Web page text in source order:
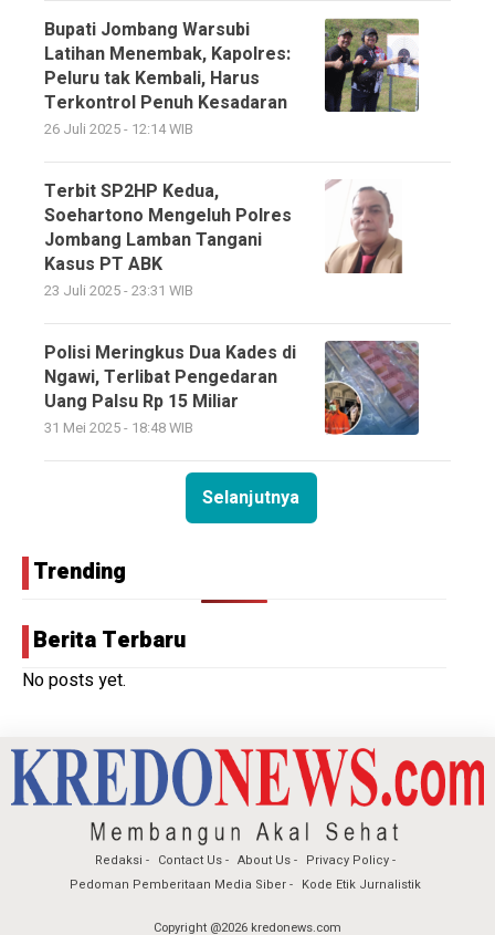
Bupati Jombang Warsubi
Latihan Menembak, Kapolres:
Peluru tak Kembali, Harus
Terkontrol Penuh Kesadaran
26 Juli 2025 - 12:14 WIB
Terbit SP2HP Kedua,
Soehartono Mengeluh Polres
Jombang Lamban Tangani
Kasus PT ABK
23 Juli 2025 - 23:31 WIB
Polisi Meringkus Dua Kades di
Ngawi, Terlibat Pengedaran
Uang Palsu Rp 15 Miliar
31 Mei 2025 - 18:48 WIB
Selanjutnya
Trending
Berita Terbaru
No posts yet.
Redaksi Contact Us About Us
Privacy Policy
Pedoman Pemberitaan Media Siber
Kode Etik Jurnalistik
Copyright @2026 kredonews.com